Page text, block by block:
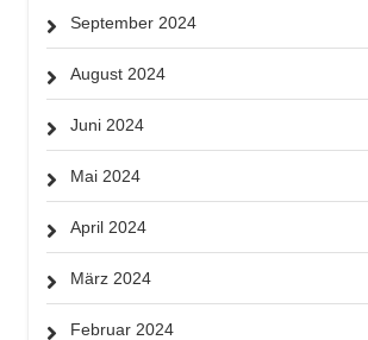
September 2024
August 2024
Juni 2024
Mai 2024
April 2024
März 2024
Februar 2024